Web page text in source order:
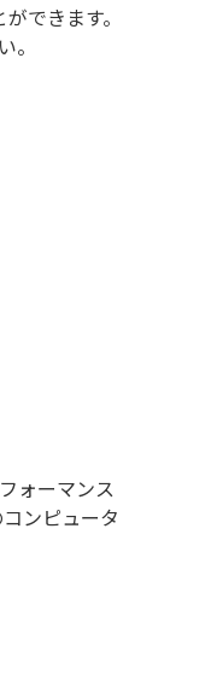
できます。
。
ォーマンス
ンピュータ